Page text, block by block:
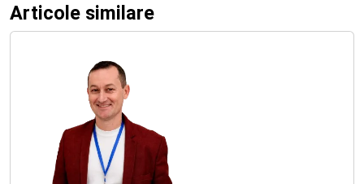
Articole similare